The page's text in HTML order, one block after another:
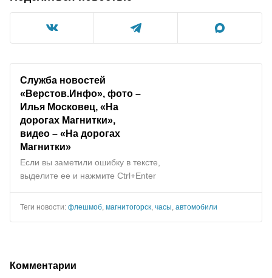
Служба новостей
«Верстов.Инфо», фото –
Илья Московец, «На
дорогах Магнитки»,
видео – «На дорогах
Магнитки»
Если вы заметили ошибку в тексте,
выделите ее и нажмите Ctrl+Enter
Теги новости: флешмоб магнитогорск часы автомобили
Комментарии